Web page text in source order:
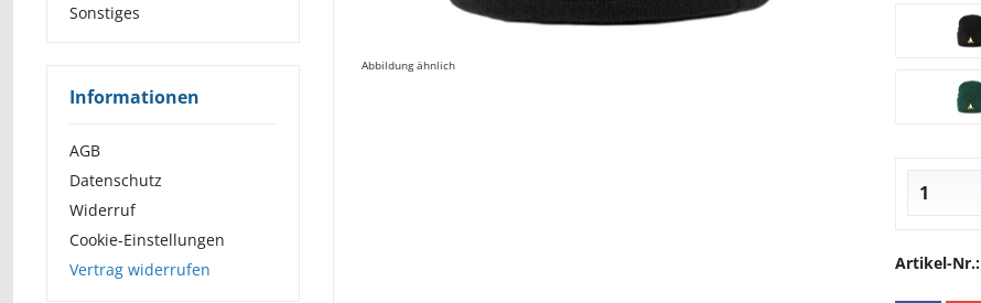
Sonstiges
Informationen
AGB
Datenschutz
Widerruf
Cookie-Einstellungen
Vertrag widerrufen
Abbildung ähnlich
Artikel-Nr.: